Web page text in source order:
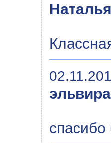
Наталья
эльвира